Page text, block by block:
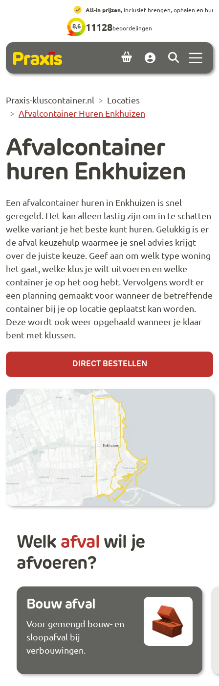
Ga naar hoofdinhoud
Ga naar footer
All-in prijzen , inclusief brengen, ophalen en huur
8,6 11128beoordelingen
Account
Praxis-kluscontainer.nl
Locaties
Afvalcontainer Huren Enkhuizen
Afvalcontainer
huren Enkhuizen
Een afvalcontainer huren in Enkhuizen is snel
geregeld. Het kan alleen lastig zijn om in te schatten
welke variant je het beste kunt huren. Gelukkig is er
de afval keuzehulp waarmee je snel advies krijgt
over de juiste keuze. Geef aan om welk type woning
het gaat, welke klus je wilt uitvoeren en welke
container je op het oog hebt. Vervolgens wordt er
een planning gemaakt voor wanneer de betreffende
container bij je op locatie geplaatst kan worden.
Deze wordt ook weer opgehaald wanneer je klaar
bent met klussen.
DIRECT BESTELLEN
Welk afval wil je
afvoeren?
Bouw afval
Voor gemengd bouw- en
sloopafval bij
verbouwingen.